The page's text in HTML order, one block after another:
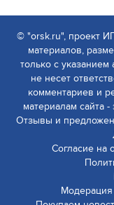
© "orsk.ru", проект
материалов,
только с
не несет
комментариев и
материалам сайта
Отзывы и
Согласие на
Модерация